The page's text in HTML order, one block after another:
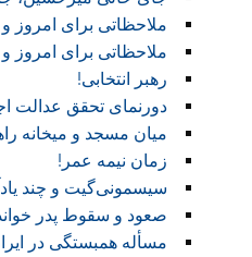
ملاحظاتی برای
ملاحظاتی برای
رهبر انتخابی!
دورنمای تحقق عدالت
میان مسجد و میخانه
زمان نیمه عمر!‏
سیسمونی‌گیت و چند
صعود و سقوط پدر
مسأله همبستگی در